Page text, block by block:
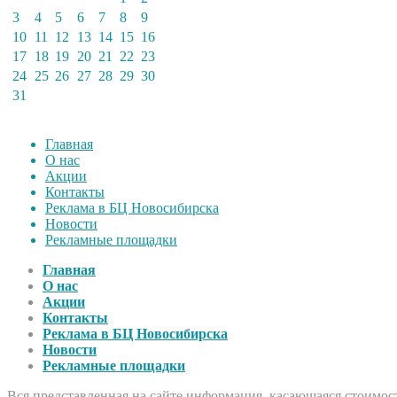
3
4 5 6 7 8
9
10 11 12 13 14 15 16
17 18 19 20 21 22 23
24 25 26 27 28 29 30
31
Главная
О нас
Акции
Контакты
Реклама в БЦ Новосибирска
Новости
Рекламные площадки
Главная
О нас
Акции
Контакты
Реклама в БЦ Новосибирска
Новости
Рекламные площадки